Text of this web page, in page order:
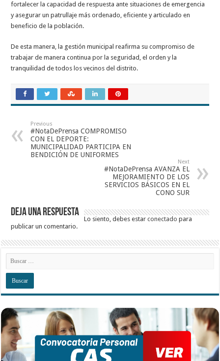
fortalecer la capacidad de respuesta ante situaciones de emergencia
y asegurar un patrullaje más ordenado, eficiente y articulado en
beneficio de la población.
De esta manera, la gestión municipal reafirma su compromiso de
trabajar de manera continua por la seguridad, el orden y la
tranquilidad de todos los vecinos del distrito.
Previous
#NotaDePrensa COMPROMISO
CON EL DEPORTE:
MUNICIPALIDAD PARTICIPA EN
BENDICIÓN DE UNIFORMES
Next
#NotaDePrensa AVANZA EL
MEJORAMIENTO DE LOS
SERVICIOS BÁSICOS EN EL
CONO SUR
Deja una respuesta
Lo siento, debes estarconectado para
publicar un comentario.